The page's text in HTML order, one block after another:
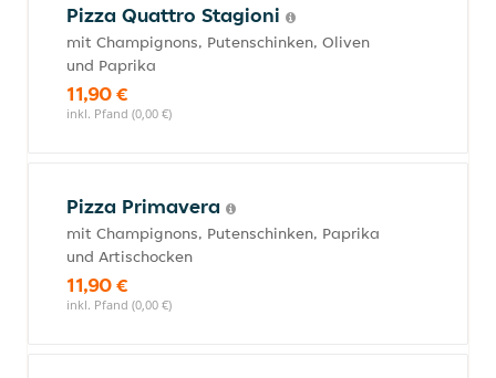
Pizza Quattro Stagioni
mit Champignons, Putenschinken, Oliven
und Paprika
11,90 €
inkl. Pfand (0,00 €)
Pizza Primavera
mit Champignons, Putenschinken, Paprika
und Artischocken
11,90 €
inkl. Pfand (0,00 €)